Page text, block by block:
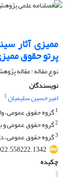
ممیزی آثار
پرتو حقوق
نوع مقاله : مقاله
نویسندگان
امیرحسین سلیمیان1
1گروه حقوق عمومی،
2گروه حقوق عمومی و
3گروه حقوق عمومی،
چکیده